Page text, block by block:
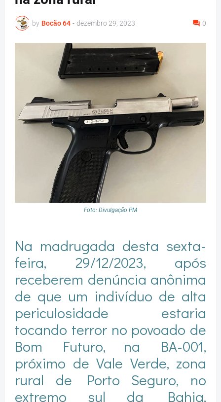
by Bocão 64 - dezembro 29, 2023 0
Foto: Divulgação PM
Na madrugada desta sexta-
feira, 29/12/2023, após
receberem denúncia anônima
de que um indivíduo de alta
periculosidade estaria
tocando terror no povoado de
Bom Futuro, na BA-001,
próximo de Vale Verde, zona
rural de Porto Seguro, no
extremo sul da Bahia,